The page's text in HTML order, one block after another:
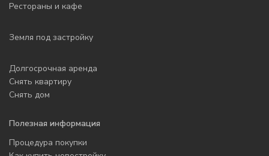
Рестораны и кафе
Земля под застройку
Долгосрочная аренда
Снять квартиру
Снять дом
Полезная информация
Процедура покупки